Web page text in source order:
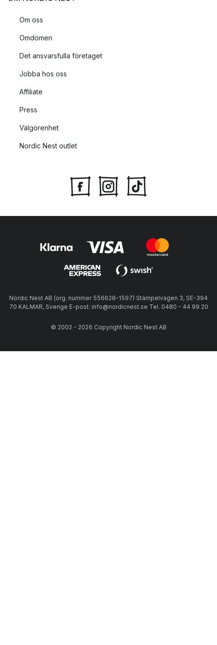
Om oss
Omdömen
Det ansvarsfulla företaget
Jobba hos oss
Affiliate
Press
Välgörenhet
Nordic Nest outlet
Nordic Nest AB (org. nummer 556628-1597) Stämpelvägen 3, SE-394
70 KALMAR, Sverige E-post: info@nordicnest.se Tel. 0480 - 44 99 20
© 2002 - 2026 Copyright Nordic Nest AB